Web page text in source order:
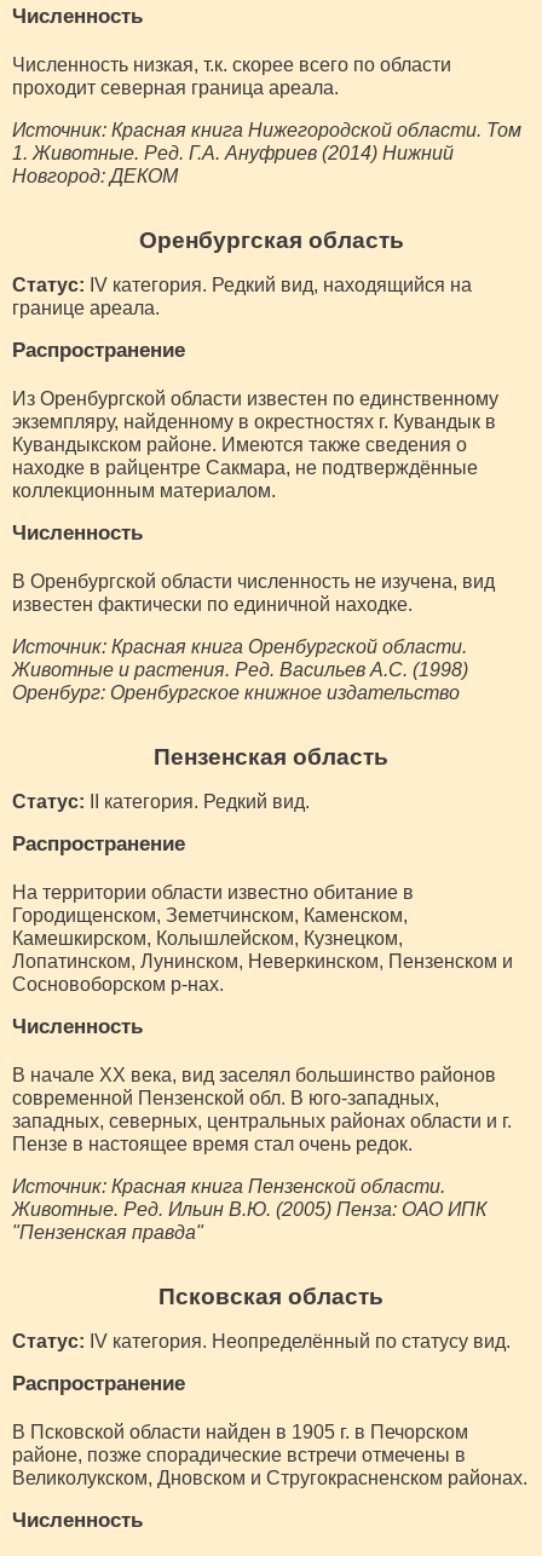
Численность
Численность низкая, т.к. скорее всего по области
проходит северная граница ареала.
Источник: Красная книга Нижегородской области. Том
1. Животные. Ред. Г.А. Ануфриев (2014) Нижний
Новгород: ДЕКОМ
Оренбургская область
Статус: IV категория. Редкий вид, находящийся на
границе ареала.
Распространение
Из Оренбургской области известен по единственному
экземпляру, найденному в окрестностях г. Кувандык в
Кувандыкском районе. Имеются также сведения о
находке в райцентре Сакмара, не подтверждённые
коллекционным материалом.
Численность
В Оренбургской области численность не изучена, вид
известен фактически по единичной находке.
Источник: Красная книга Оренбургской области.
Животные и растения. Ред. Васильев А.С. (1998)
Оренбург: Оренбургское книжное издательство
Пензенская область
Статус: II категория. Редкий вид.
Распространение
На территории области известно обитание в
Городищенском, Земетчинском, Каменском,
Камешкирском, Колышлейском, Кузнецком,
Лопатинском, Лунинском, Неверкинском, Пензенском и
Сосновоборском р-нах.
Численность
В начале XX века, вид заселял большинство районов
современной Пензенской обл. В юго-западных,
западных, северных, центральных районах области и г.
Пензе в настоящее время стал очень редок.
Источник: Красная книга Пензенской области.
Животные. Ред. Ильин В.Ю. (2005) Пенза: ОАО ИПК
"Пензенская правда"
Псковская область
Статус: IV категория. Неопределённый по статусу вид.
Распространение
В Псковской области найден в 1905 г. в Печорском
районе, позже спорадические встречи отмечены в
Великолукском, Дновском и Стругокрасненском районах.
Численность